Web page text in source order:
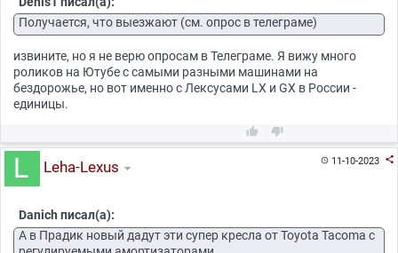
Получается, что выезжают (см. опрос в телеграме)
извините, но я не верю опросам в Телеграме. Я вижу много
роликов на Ютубе с самыми разными машинами на
бездорожье, но вот именно с Лексусами LX и GX в России -
единицы.
 
11-10-2023 
Leha-Lexus
Danich писал(а):
А в Прадик новый дадут эти супер кресла от Toyota Tacoma с